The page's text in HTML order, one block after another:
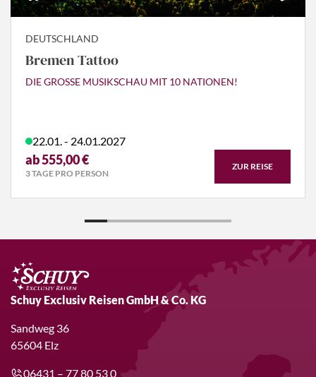
DEUTSCHLAND
Bremen Tattoo
DIE GROSSE MUSIKSCHAU MIT 10 NATIONEN!
22.01. - 24.01.2027
ab 555,00 €
3 TAGE PRO PERSON
ZUR REISE
Schuy Exclusiv Reisen GmbH & Co. KG
Sandweg 36
65604 Elz
06431 – 77 80 53 0